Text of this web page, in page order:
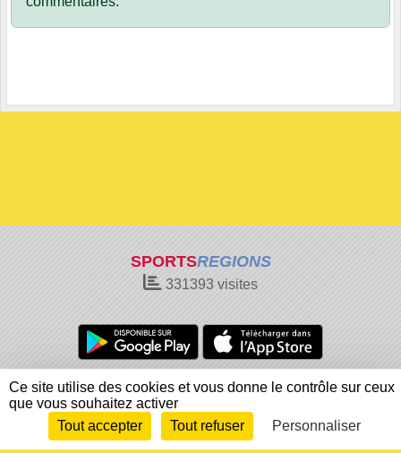
SPORTSREGIONS
331393 visites
Charte cookies
Gestion des cookies
Informations légales
Signaler un contenu inapproprié
Envie de participer ?
Connexion
Ce site utilise des cookies et vous donne le contrôle sur ceux
que vous souhaitez activer
Tout accepter
Tout refuser Personnaliser